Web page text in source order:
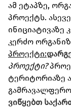
ამ ეტაპზე,
პროექტს.
ინიციატივაზე
კერძო
პროექტი:
პროექტი?
ტერიტორიაზე
ვიწყებთ